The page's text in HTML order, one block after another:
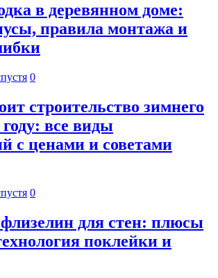
в деревянном доме:
правила монтажа и
0
строительство зимнего
все виды
с ценами и советами
0
для стен: плюсы
поклейки и